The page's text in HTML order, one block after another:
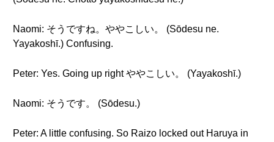
Naomi: そうですね。ややこしい。 (Sōdesu ne.
Yayakoshī.) Confusing.
Peter: Yes. Going up right ややこしい。 (Yayakoshī.)
Naomi: そうです。 (Sōdesu.)
Peter: A little confusing. So Raizo locked out Haruya in